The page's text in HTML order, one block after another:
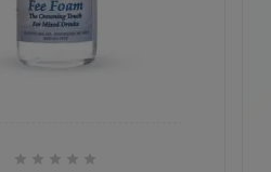
    